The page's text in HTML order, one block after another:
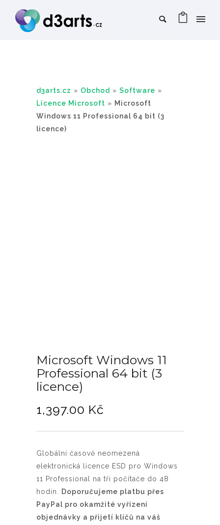
d3arts.cz » Obchod » Software »
Licence Microsoft » Microsoft
Windows 11 Professional 64 bit (3
licence)
Microsoft Windows 11
Professional 64 bit (3
licence)
1,397.00 Kč
Globální časově neomezená
elektronická licence ESD pro Windows
11 Professional na tři počítače do 48
hodin.
Doporučujeme platbu přes
PayPal pro okamžité vyřízení
objednávky a přijetí klíčů na váš